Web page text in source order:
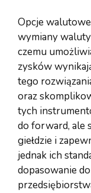
Opcje
wymiany
czemu
zysków
tego
oraz
tych
do forward, ale
giełdzie i
jednak ich
dopasowanie